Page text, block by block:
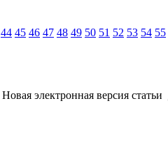
44 45 46 47 48 49 50 51 52 53 54 55
Новая электронная версия статьи